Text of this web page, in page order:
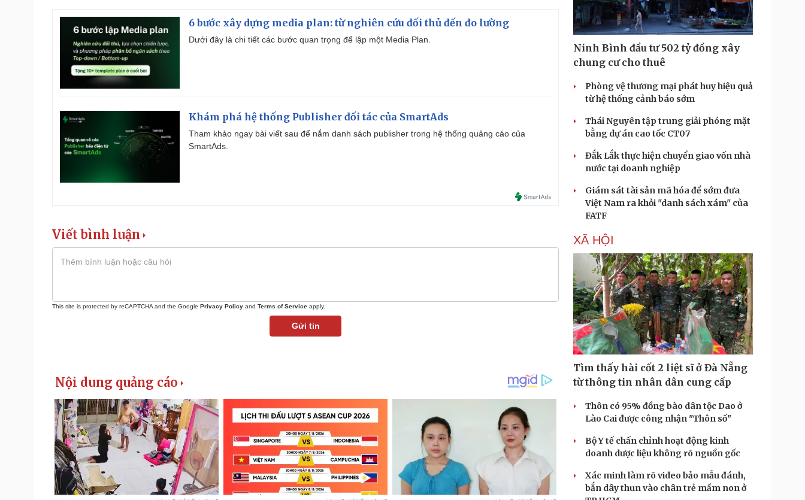
6 bước xây dựng media plan: từ nghiên cứu đối thủ đến đo lường
Dưới đây là chi tiết các bước quan trọng để lập một Media Plan.
Khám phá hệ thống Publisher đối tác của SmartAds
Tham khảo ngay bài viết sau để nắm danh sách publisher trong hệ thống quảng cáo của
SmartAds.
Viết bình luận
This site is protected by reCAPTCHA and the Google Privacy Policy and Terms of Service apply.
Gửi tin
Ninh Bình đầu tư 502 tỷ đồng xây
chung cư cho thuê
Phòng vệ thương mại phát huy hiệu quả
từ hệ thống cảnh báo sớm
Thái Nguyên tập trung giải phóng mặt
bằng dự án cao tốc CT07
Đắk Lắk thực hiện chuyển giao vốn nhà
nước tại doanh nghiệp
Giám sát tài sản mã hóa để sớm đưa
Việt Nam ra khỏi "danh sách xám" của
FATF
XÃ HỘI
Tìm thấy hài cốt 2 liệt sĩ ở Đà Nẵng
từ thông tin nhân dân cung cấp
Thôn có 95% đồng bào dân tộc Dao ở
Lào Cai được công nhận "Thôn số"
Bộ Y tế chấn chỉnh hoạt động kinh
doanh dược liệu không rõ nguồn gốc
Xác minh làm rõ video bảo mẫu đánh,
bắn dây thun vào chân trẻ mầm non ở